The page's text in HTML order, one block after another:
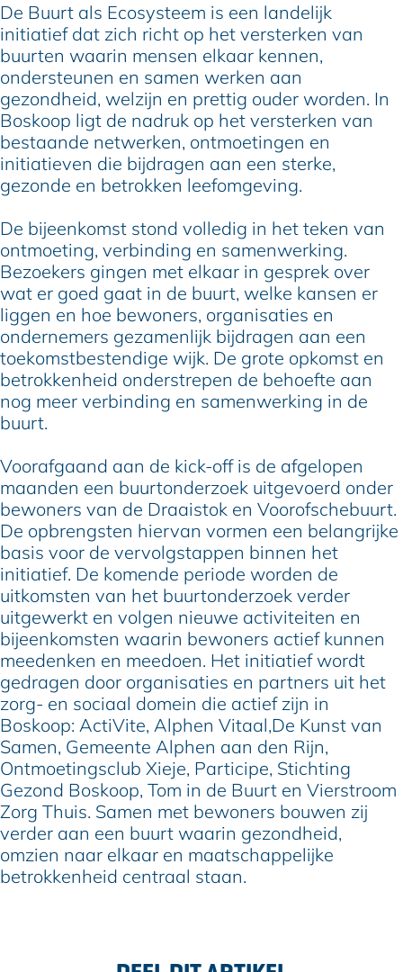
De Buurt als Ecosysteem is een landelijk
initiatief dat zich richt op het versterken van
buurten waarin mensen elkaar kennen,
ondersteunen en samen werken aan
gezondheid, welzijn en prettig ouder worden. In
Boskoop ligt de nadruk op het versterken van
bestaande netwerken, ontmoetingen en
initiatieven die bijdragen aan een sterke,
gezonde en betrokken leefomgeving.
De bijeenkomst stond volledig in het teken van
ontmoeting, verbinding en samenwerking.
Bezoekers gingen met elkaar in gesprek over
wat er goed gaat in de buurt, welke kansen er
liggen en hoe bewoners, organisaties en
ondernemers gezamenlijk bijdragen aan een
toekomstbestendige wijk. De grote opkomst en
betrokkenheid onderstrepen de behoefte aan
nog meer verbinding en samenwerking in de
buurt.
Voorafgaand aan de kick-off is de afgelopen
maanden een buurtonderzoek uitgevoerd onder
bewoners van de Draaistok en Voorofschebuurt.
De opbrengsten hiervan vormen een belangrijke
basis voor de vervolgstappen binnen het
initiatief. De komende periode worden de
uitkomsten van het buurtonderzoek verder
uitgewerkt en volgen nieuwe activiteiten en
bijeenkomsten waarin bewoners actief kunnen
meedenken en meedoen. Het initiatief wordt
gedragen door organisaties en partners uit het
zorg- en sociaal domein die actief zijn in
Boskoop: ActiVite, Alphen Vitaal,De Kunst van
Samen, Gemeente Alphen aan den Rijn,
Ontmoetingsclub Xieje, Participe, Stichting
Gezond Boskoop, Tom in de Buurt en Vierstroom
Zorg Thuis. Samen met bewoners bouwen zij
verder aan een buurt waarin gezondheid,
omzien naar elkaar en maatschappelijke
betrokkenheid centraal staan.